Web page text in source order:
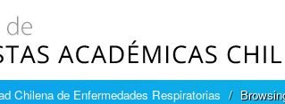
Chilena de Enfermedades Respiratorias